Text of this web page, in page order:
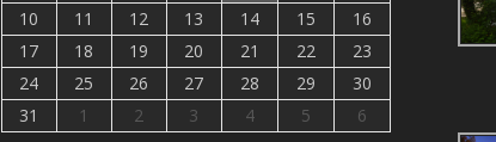
10
11 12 13 14 15
16
17
18 19 20 21 22
23
24
25 26 27 28 29
30
31
1 2 3 4 5 6